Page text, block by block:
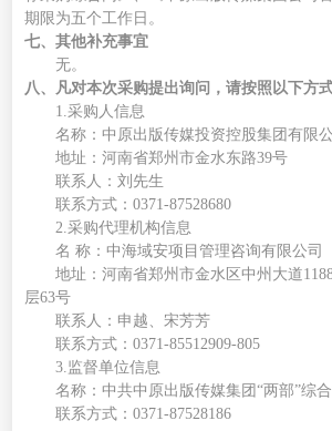
期限为五个工作日。
七、其他补充事宜
无。
八、 凡对本次采购提出询问，请按照以下方
1.采购人信息
名称 ：中原出版传媒投资控股集团有限公
地址：河南省郑州市金水东路39号
联系人：刘先生
联系方式 ：0371-87528680
2.采购代理机构信息
名 称：中海域安项目管理咨询有限公司
地址：河南省郑州市金水区中州大道
层63号
联系人：申越、宋芳芳
联系方式：0371-85512909-805
3.监督单位信息
名称：中共中原出版传媒集团 “两部”综
联系方式：0371-87528186